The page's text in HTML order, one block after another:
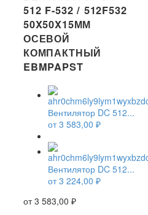
512 F-532 / 512F532
50X50X15ММ
ОСЕВОЙ
КОМПАКТНЫЙ
EBMPAPST
Вентилятор DC 512...
от3 583,00 ₽
Вентилятор DC 512...
от3 224,00 ₽
от3 583,00 ₽